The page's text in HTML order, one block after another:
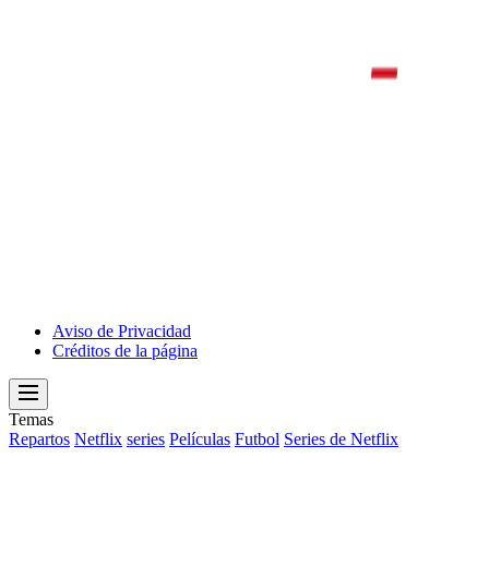
DeportivoAviso de Privacidad
Créditos de la página
Menu
Temas
Repartos Netflix series Películas Futbol Series de Netflix